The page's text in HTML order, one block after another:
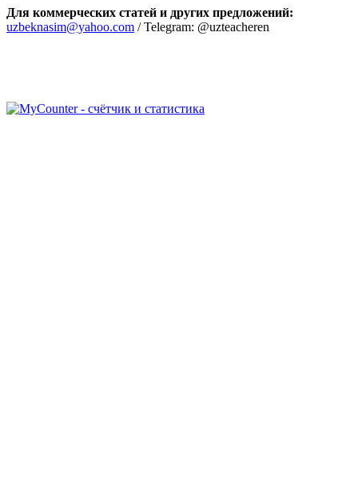
Для коммерческих статей и других предложений:
uzbeknasim@yahoo.com / Telegram: @uzteacheren